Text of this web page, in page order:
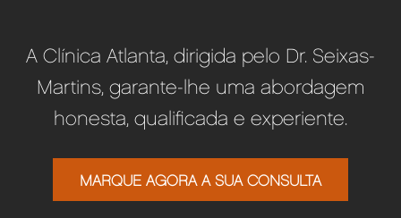
A Clínica Atlanta, dirigida pelo Dr. Seixas-
Martins, garante-lhe uma abordagem
honesta, qualificada e experiente.
MARQUE AGORA A SUA CONSULTA